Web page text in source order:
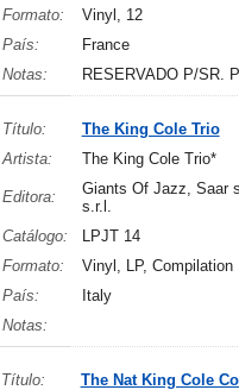
Formato:
Vinyl, 12
País:
France
Notas:
RESERVADO P/SR.
Título:
The King Cole Trio
Artista:
The King Cole Trio*
Editora:
Giants Of Jazz, Saar
s.r.l.
Catálogo:
LPJT 14
Formato:
Vinyl, LP, Compilation
País:
Italy
Notas:
Título: The Nat King Cole